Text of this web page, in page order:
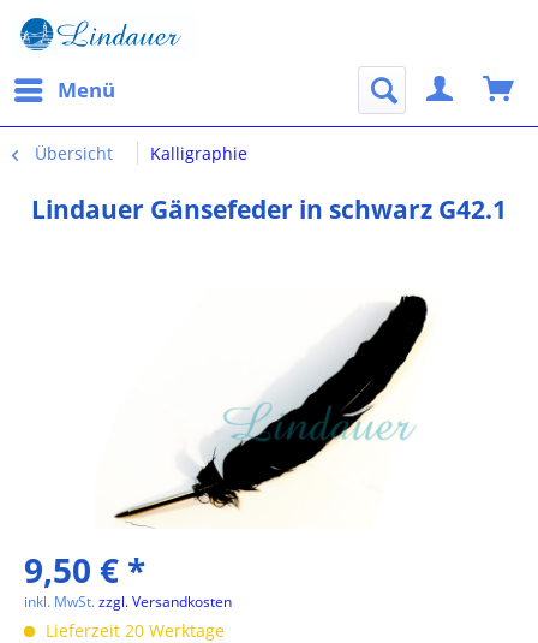
Menü
Übersicht Kalligraphie
Lindauer Gänsefeder in schwarz G42.1
9,50 € *
inkl. MwSt.zzgl. Versandkosten
Lieferzeit 20 Werktage